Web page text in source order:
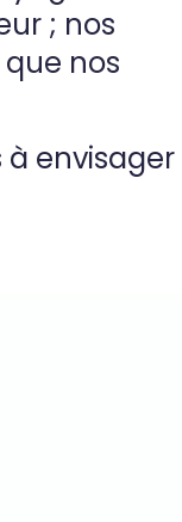
; nos
nos
à envisager